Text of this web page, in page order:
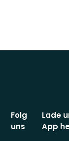
Folg
uns
Lade
App